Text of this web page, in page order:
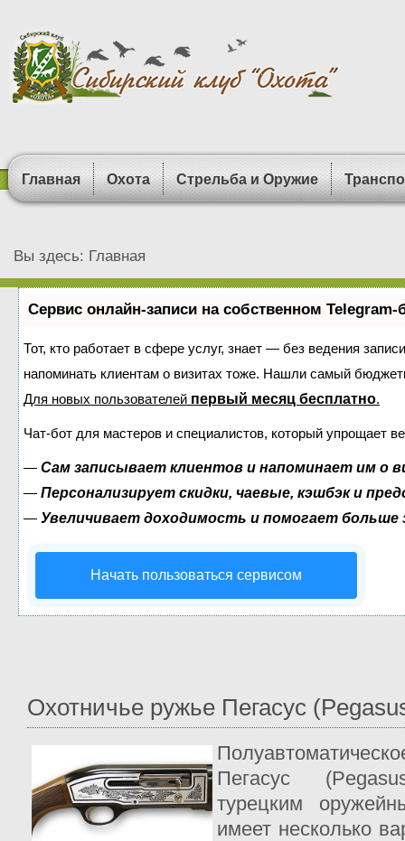
Главная Охота Стрельба и Оружие
Вы здесь: Главная
Сервис онлайн-записи на собственном Telegram-
Тот, кто работает в сфере услуг, знает — без ведения
напоминать клиентам о визитах тоже. Нашли самый
Для новых пользователей первый месяц бесплатно.
Чат-бот для мастеров и специалистов, который упрощает
— Сам записывает клиентов и напоминает им о
— Персонализирует скидки, чаевые, кэшбэк и
— Увеличивает доходимость и помогает
Начать пользоваться сервисом
Охотничье ружье Пегасус
Пегасус
турецким
имеет несколько